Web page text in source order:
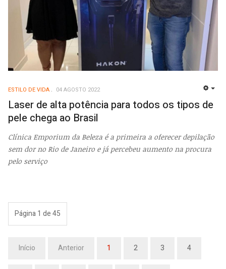
ESTILO DE VIDA 04 AGOSTO 2022
Laser de alta potência para todos os tipos de
pele chega ao Brasil
Clínica Emporium da Beleza é a primeira a oferecer depilação
sem dor no Rio de Janeiro e já percebeu aumento na procura
pelo serviço
Página 1 de 45
Início Anterior 1 2 3 4